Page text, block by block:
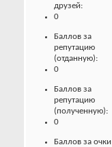
друзей:
0
Баллов за
репутацию
(отданную):
0
Баллов за
репутацию
(полученную):
0
Баллов за очки